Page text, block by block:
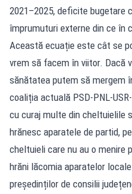
2021–2025, deficite bugetare
împrumuturi externe din ce în
Această ecuație este cât se
vrem să facem în viitor. Dacă
sănătatea putem să mergem
coaliția actuală PSD-PNL-
cu curaj multe din cheltuielile
hrănesc aparatele de partid,
cheltuieli care nu au o menire
hrăni lăcomia aparatelor
președinților de consilii